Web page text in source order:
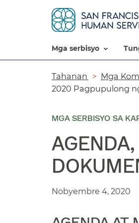
mga serbisyo​​
Breadcrumb​​
Tahanan​​ Mga
2020 Pagpupulong
MGA SERBISYO SA
Nobyembre 4, 2020​​